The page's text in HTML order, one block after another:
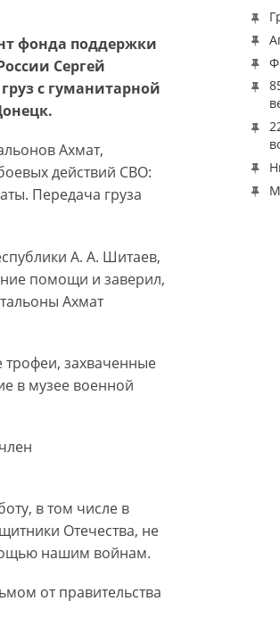
фонда поддержки
Сергей
с гуманитарной
Ахмат,
действий СВО:
Передача груза
А. А. Шитаев,
помощи и заверил,
Ахмат
трофеи, захваченные
в музее военной
в том числе в
Отечества, не
нашим войнам.
от правительства